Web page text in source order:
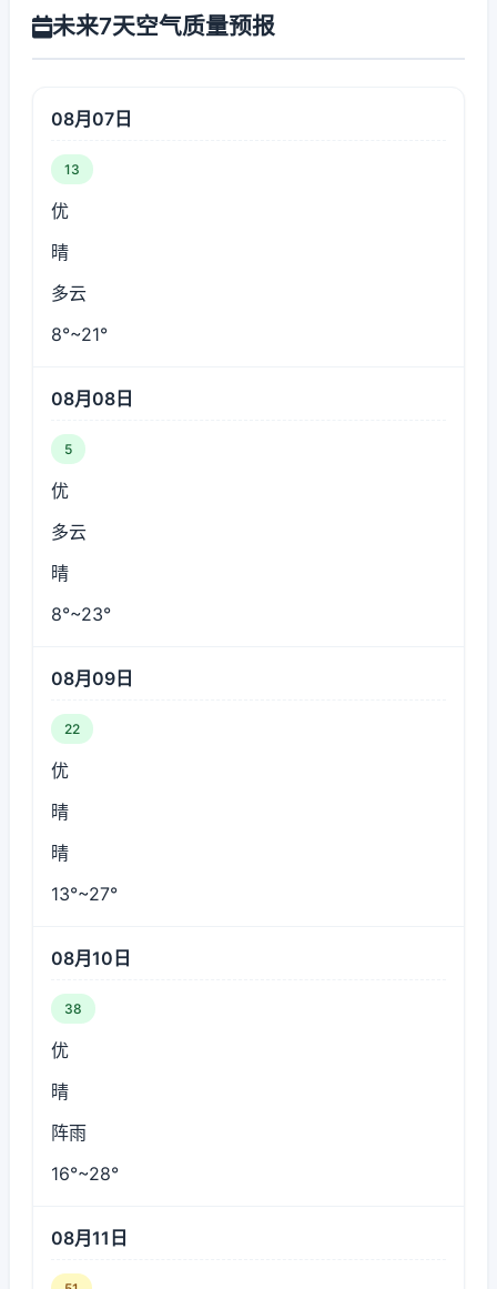
未来7天空气质量预报
08月07日
13
优
晴
多云
8°~21°
08月08日
5
优
多云
晴
8°~23°
08月09日
22
优
晴
晴
13°~27°
08月10日
38
优
晴
阵雨
16°~28°
08月11日